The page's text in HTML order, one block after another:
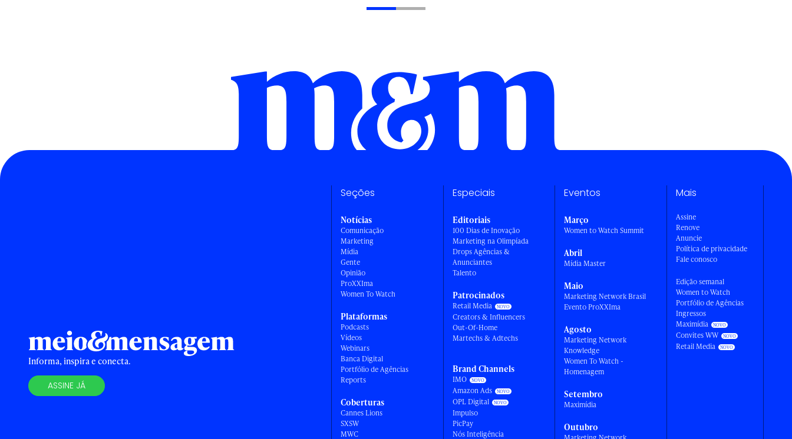
Informa, inspira e conecta.
ASSINE JÁ
Seções
Notícias
Comunicação
Marketing
Mídia
Gente
Opinião
ProXXIma
Women To Watch
Plataformas
Podcasts
Vídeos
Webinars
Banca Digital
Portfólio de Agências
Reports
Coberturas
Cannes Lions
SXSW
MWC
Especiais
Editoriais
100 Dias de Inovação
Marketing na Olimpíada
Drops Agências &
Anunciantes
Talento
Patrocinados
Retail Media
Creators & Influencers
Out-Of-Home
Martechs & Adtechs
Brand Channels
IMO
Amazon Ads
OPL Digital
Impulso
PicPay
Nós Inteligência
Eventos
Março
Women to Watch Summit
Abril
Mídia Master
Maio
Marketing Network Brasil
Evento ProXXIma
Agosto
Marketing Network
Knowledge
Women To Watch -
Homenagem
Setembro
Maximídia
Outubro
Mais
Assine
Renove
Anuncie
Política de privacidade
Fale conosco
Edição semanal
Women to Watch
Portfólio de Agências
Ingressos
Maximídia
Convites WW
Retail Media